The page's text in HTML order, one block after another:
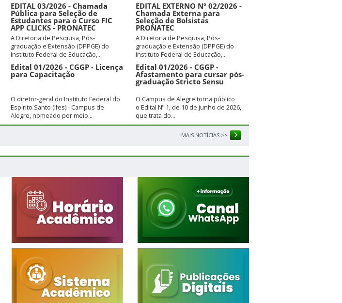
EDITAL 03/2026 - Chamada
Pública para Seleção de
Estudantes para o Curso FIC
APP CLICKS - PRONATEC
A Diretoria de Pesquisa, Pós-
graduação e Extensão (DPPGE) do
Instituto Federal de Educação,...
EDITAL EXTERNO Nº 02/2026 -
Chamada Externa para
Seleção de Bolsistas
PRONATEC
A Diretoria de Pesquisa, Pós-
graduação e Extensão (DPPGE) do
Instituto Federal de Educação,...
Edital 01/2026 - CGGP - Licença
para Capacitação
O diretor-geral do Instituto Federal do
Espírito Santo (Ifes) - Campus de
Alegre, nomeado por meio...
Edital 01/2026 - CGGP -
Afastamento para cursar pós-
graduação Stricto Sensu
O Campus de Alegre torna público
o Edital Nº 1, de 10 de junho de 2026,
que trata do...
MAIS NOTÍCIAS >>